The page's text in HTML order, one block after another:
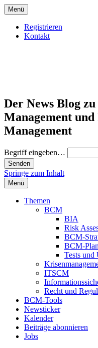
Menü
Registrieren
Kontakt
Der News Blog
Management
Management
Begriff eingeben…
Springe zum Inhalt
Menü
Themen
BCM
BIA
Risk
BCM-
BCM-
Tests und
ITSCM
Recht und
BCM-Tools
Newsticker
Kalender
Beiträge abonnieren
Jobs